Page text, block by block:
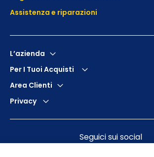
Assistenza e riparazioni
L’azienda
Per I Tuoi Acquisti
Area Clienti
Privacy
Seguici sui social